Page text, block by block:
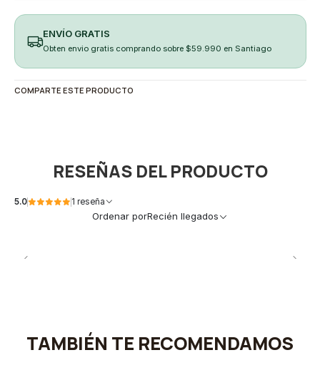
ENVÍO GRATIS
Obten envio gratis comprando sobre $59.990 en Santiago
COMPARTE ESTE PRODUCTO
RESEÑAS DEL PRODUCTO
5.0 1 reseña
Ordenar porRecién llegados
TAMBIÉN TE RECOMENDAMOS